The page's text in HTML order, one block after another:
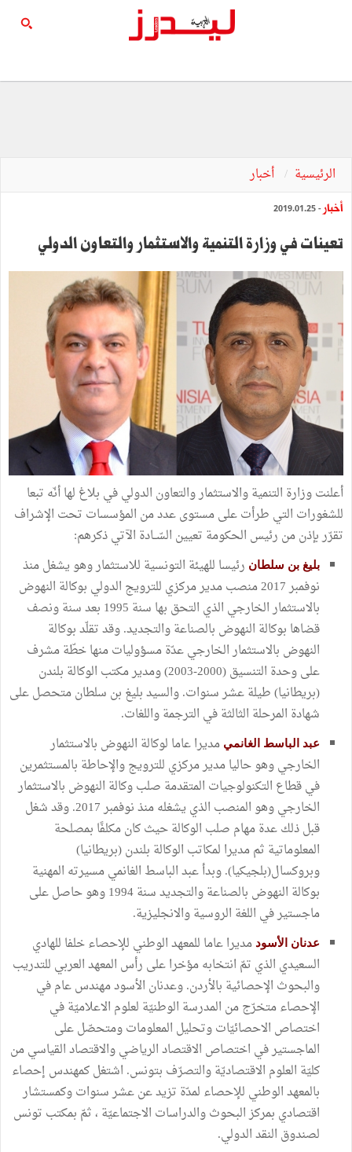
الرئيسية أخبار
أخبار - 2019.01.25
تعينات في وزارة التنمية والاستثمار والتعاون الدولي
أعلنت وزارة التنمية والاستثمار والتعاون الدولي في بلاغ لها أنّه تبعا
للشغورات التي طرأت على مستوى عدد من المؤسسات تحت الإشراف
تقرّر بإذن من رئيس الحكومة تعيين السّــادة الآتي ذكرهم:
بليغ بن سلطان رئيسا للهيئة التونسية للاستثمار وهو يشغل منذ
نوفمبر 2017 منصب مدير مركزي للترويج الدولي بوكالة النهوض
بالاستثمار الخارجي الذي التحق بها سنة 1995 بعد سنة ونصف
قضاها بوكالة النهوض بالصناعة والتجديد. وقد تقلّد بوكالة
النهوض بالاستثمار الخارجي عدّة مسؤوليات منها خطّة مشرف
على وحدة التنسيق (2000-2003) ومدير مكتب الوكالة بلندن
(بريطانيا) طيلة عشر سنوات. والسيد بليغ بن سلطان متحصل على
شهادة المرحلة الثالثة في الترجمة واللغات.
عبد الباسط الغانمي مديرا عاما لوكالة النهوض بالاستثمار
الخارجي وهو حاليا مدير مركزي للترويج والإحاطة بالمستثمرين
في قطاع التكنولوجيات المتقدمة صلب وكالة النهوض بالاستثمار
الخارجي وهو المنصب الذي يشغله منذ نوفمبر 2017. وقد شغل
قبل ذلك عدة مهام صلب الوكالة حيث كان مكلفًا بمصلحة
المعلوماتية ثم مديرا لمكاتب الوكالة بلندن (بريطانيا)
وبروكسال(بلجيكيا). وبدأ عبد الباسط الغانمي مسيرته المهنية
بوكالة النهوض بالصناعة والتجديد سنة 1994 وهو حاصل على
ماجستير في اللغة الروسية والانجليزية.
عدنان الأسود مديرا عاما للمعهد الوطني للإحصاء خلفا للهادي
السعيدي الذي تمّ انتخابه مؤخرا على رأس المعهد العربي للتدريب
والبحوث الإحصائية بالأردن. وعدنان الأسود مهندس عام في
الإحصاء متخرّج من المدرسة الوطنيّة لعلوم الاعلاميّة في
اختصاص الاحصائيّات وتحليل المعلومات ومتحصّل على
الماجستير في اختصاص الاقتصاد الرياضي والاقتصاد القياسي من
كليّة العلوم الاقتصاديّة والتصرّف بتونس. اشتغل كمهندس إحصاء
بالمعهد الوطني للإحصاء لمدّة تزيد عن عشر سنوات وكمستشار
اقتصادي بمركز البحوث والدراسات الاجتماعيّة ، ثمّ بمكتب تونس
لصندوق النقد الدولي.